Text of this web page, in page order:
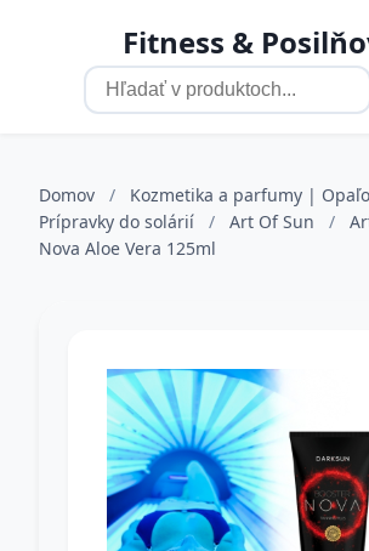
Fitness &
Domov /
Kozmetika a parfumy |
Prípravky do solárií
/ Art Of Sun /
Nova Aloe Vera 125ml